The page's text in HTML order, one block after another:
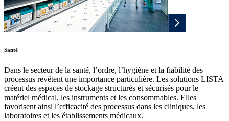
Santé
Dans le secteur de la santé, l’ordre, l’hygiène et la fiabilité des
processus revêtent une importance particulière. Les solutions LISTA
créent des espaces de stockage structurés et sécurisés pour le
matériel médical, les instruments et les consommables. Elles
favorisent ainsi l’efficacité des processus dans les cliniques, les
laboratoires et les établissements médicaux.